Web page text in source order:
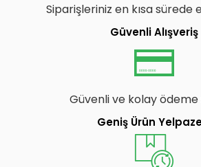
Siparişleriniz en kısa sürede
Güvenli Alışveriş
Güvenli ve kolay
Geniş Ürün